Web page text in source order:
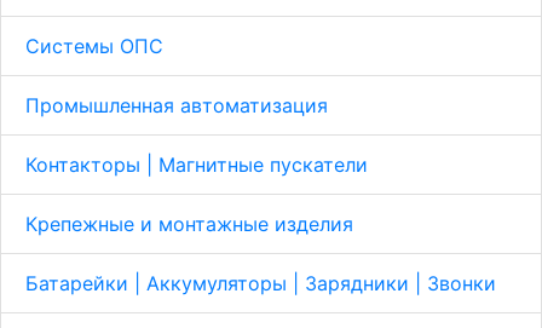
Системы ОПС
Промышленная автоматизация
Контакторы | Магнитные пускатели
Крепежные и монтажные изделия
Батарейки | Аккумуляторы | Зарядники | Звонки